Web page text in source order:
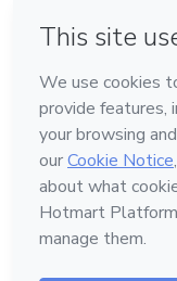
Feito com ❤ na
Conheça a Hotmart
Idioma
Português